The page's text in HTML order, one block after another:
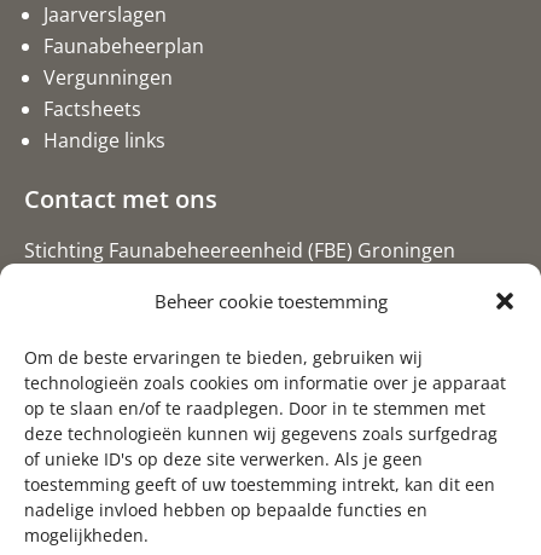
Beheer cookie toestemming
Om de beste ervaringen te bieden, gebruiken wij
technologieën zoals cookies om informatie over je apparaat
op te slaan en/of te raadplegen. Door in te stemmen met
deze technologieën kunnen wij gegevens zoals surfgedrag
of unieke ID's op deze site verwerken. Als je geen
toestemming geeft of uw toestemming intrekt, kan dit een
nadelige invloed hebben op bepaalde functies en
mogelijkheden.
Jaarverslagen
Faunabeheerplan
Vergunningen
Factsheets
Handige links
Contact met ons
Stichting Faunabeheereenheid (FBE) Groningen
info@fbegroningen.nl